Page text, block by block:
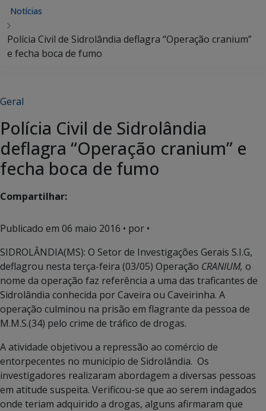
Notícias
Polícia Civil de Sidrolândia deflagra “Operação cranium”
e fecha boca de fumo
Geral
Polícia Civil de Sidrolândia
deflagra “Operação cranium” e
fecha boca de fumo
Compartilhar:
Publicado em 06 maio 2016 • por •
SIDROLÂNDIA(MS): O Setor de Investigações Gerais S.I.G,
deflagrou nesta terça-feira (03/05) Operação CRANIUM, o
nome da operação faz referência a uma das traficantes de
Sidrolândia conhecida por Caveira ou Caveirinha. A
operação culminou na prisão em flagrante da pessoa de
M.M.S.(34) pelo crime de tráfico de drogas.
A atividade objetivou a repressão ao comércio de
entorpecentes no município de Sidrolândia. Os
investigadores realizaram abordagem a diversas pessoas
em atitude suspeita. Verificou-se que ao serem indagados
onde teriam adquirido a drogas, alguns afirmaram que